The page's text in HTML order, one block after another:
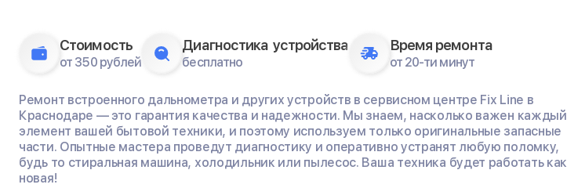
Стоимость
от 350 рублей
Диагностика устройства
бесплатно
Время ремонта
от 20-ти минут
Ремонт встроенного дальнометра и других устройств в сервисном центре Fix Line в
Краснодаре — это гарантия качества и надежности. Мы знаем, насколько важен каждый
элемент вашей бытовой техники, и поэтому используем только оригинальные запасные
части. Опытные мастера проведут диагностику и оперативно устранят любую поломку,
будь то стиральная машина, холодильник или пылесос. Ваша техника будет работать как
новая!